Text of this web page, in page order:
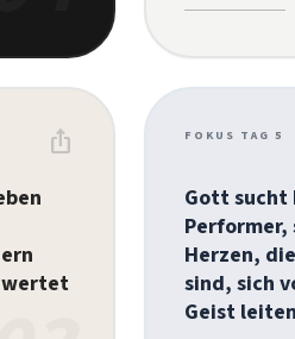
ios_share FOKUS TAG 5
Gott sucht
Performer,
Herzen,
sind, sich
Geist